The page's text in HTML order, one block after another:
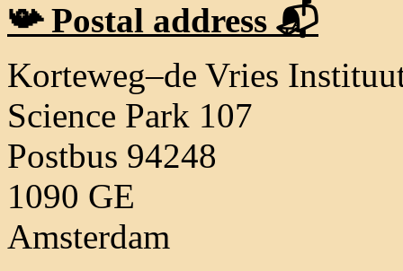
📯 Postal address 📬
Korteweg–de Vries
Science Park 107
Postbus 94248
1090 GE
Amsterdam